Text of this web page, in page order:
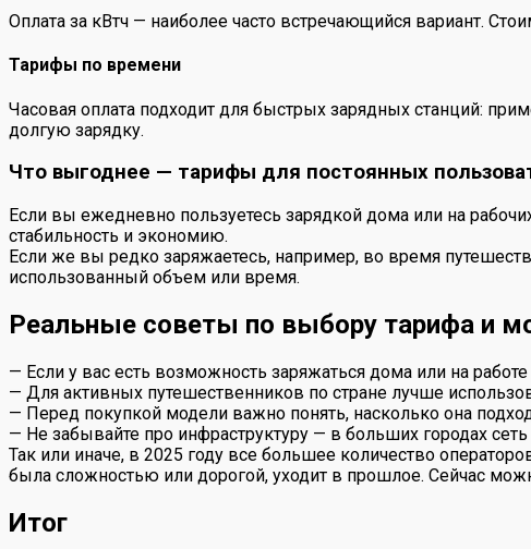
Оплата за кВтч — наиболее часто встречающийся вариант.
Тарифы по времени
Часовая оплата подходит для быстрых зарядных станций:
долгую зарядку.
Что выгоднее — тарифы для постоянных
Если вы ежедневно пользуетесь зарядкой дома или на
стабильность и экономию.
Если же вы редко заряжаетесь, например, во время
использованный объем или время.
Реальные советы по выбору тарифа и
— Если у вас есть возможность заряжаться дома или на
— Для активных путешественников по стране лучше
— Перед покупкой модели важно понять, насколько она
— Не забывайте про инфраструктуру — в больших городах
Так или иначе, в 2025 году все большее количество
была сложностью или дорогой, уходит в прошлое. Сейчас
Итог